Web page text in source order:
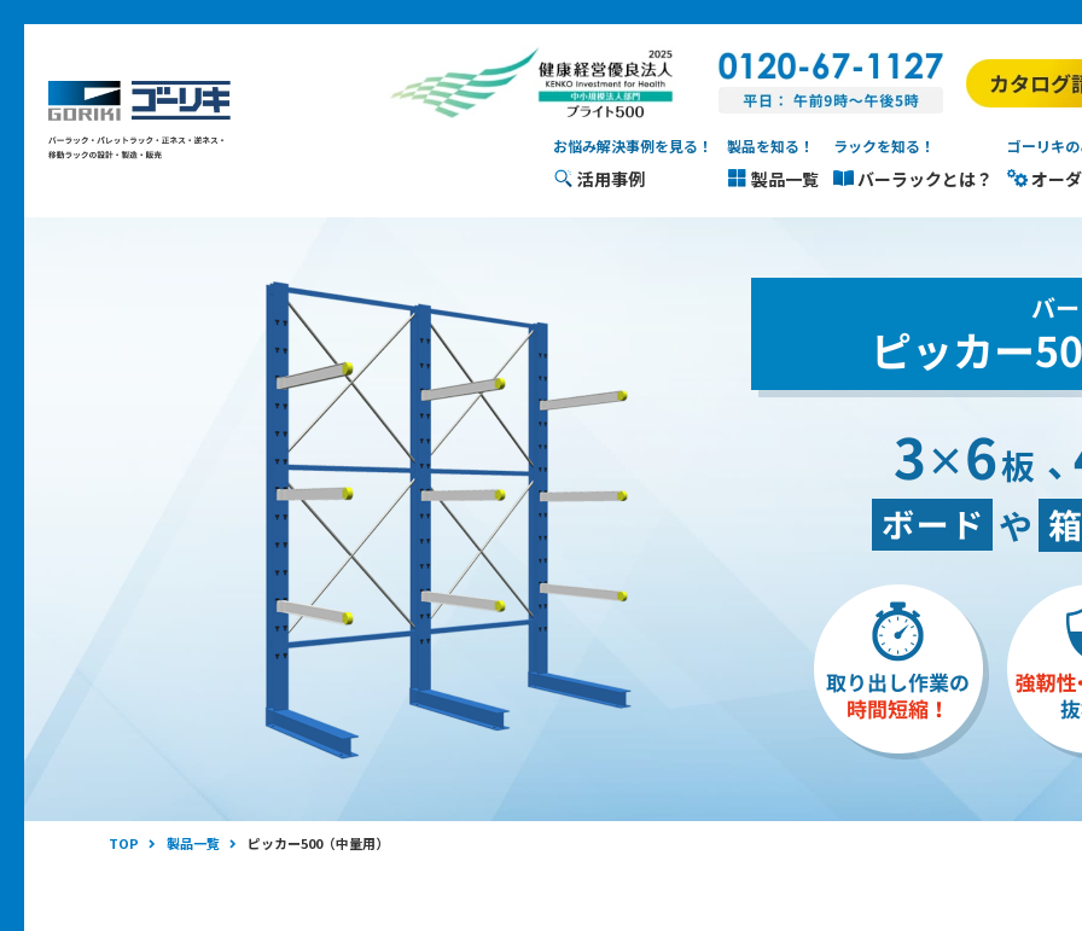
お悩み解決事例を見る！
活用事例
製品を知る！
製品一覧
ラックを知る！
バーラックとは？
ゴーリキ
オー
TOP 製品一覧 ピッカー500（中量用）